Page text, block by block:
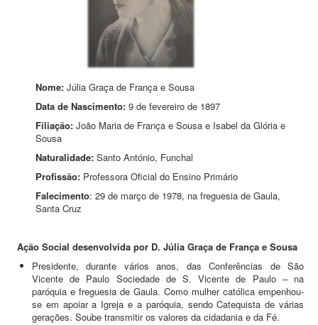
Nome: Júlia Graça de França e Sousa
Data de Nascimento: 9 de fevereiro de 1897
Filiação: João Maria de França e Sousa e Isabel da Glória e
Sousa
Naturalidade: Santo António, Funchal
Profissão: Professora Oficial do Ensino Primário
Falecimento: 29 de março de 1978, na freguesia de Gaula,
Santa Cruz
Ação Social desenvolvida por D. Júlia Graça de França e Sousa
Presidente, durante vários anos, das Conferências de São
Vicente de Paulo Sociedade de S. Vicente de Paulo – na
paróquia e freguesia de Gaula. Como mulher católica empenhou-
se em apoiar a Igreja e a paróquia, sendo Catequista de várias
gerações. Soube transmitir os valores da cidadania e da Fé.